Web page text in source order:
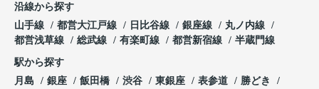
沿線から探す
山手線
都営大江戸線 日比谷線 銀座線
丸ノ内線
都営浅草線
総武線 有楽町線 都営新宿線 半蔵門線
駅から探す
月島
銀座 飯田橋 渋谷 東銀座 表参道
勝どき